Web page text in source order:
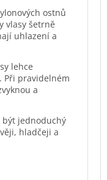
ostnů
vlasy šetrně
uhlazení a
lehce
Při pravidelném
a
být jednoduchý
hladčeji a